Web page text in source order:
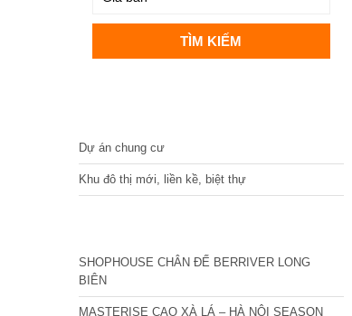
Dự án chung cư
Khu đô thị mới, liền kề, biệt thự
SHOPHOUSE CHÂN ĐẾ BERRIVER LONG
BIÊN
MASTERISE CAO XÀ LÁ – HÀ NỘI SEASON